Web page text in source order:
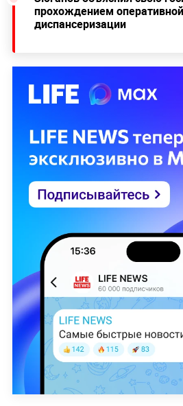
прохождением оперативной
диспансеризации